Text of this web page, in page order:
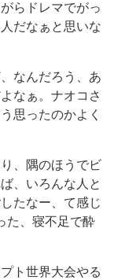
らドレマでがっ
だなぁと思いな
なんだろう、あ
なぁ。ナオコさ
思ったのかよく
、隅のほうでビ
、いろんな人と
たなー、て感じ
た、寝不足で酔
ト世界大会やる